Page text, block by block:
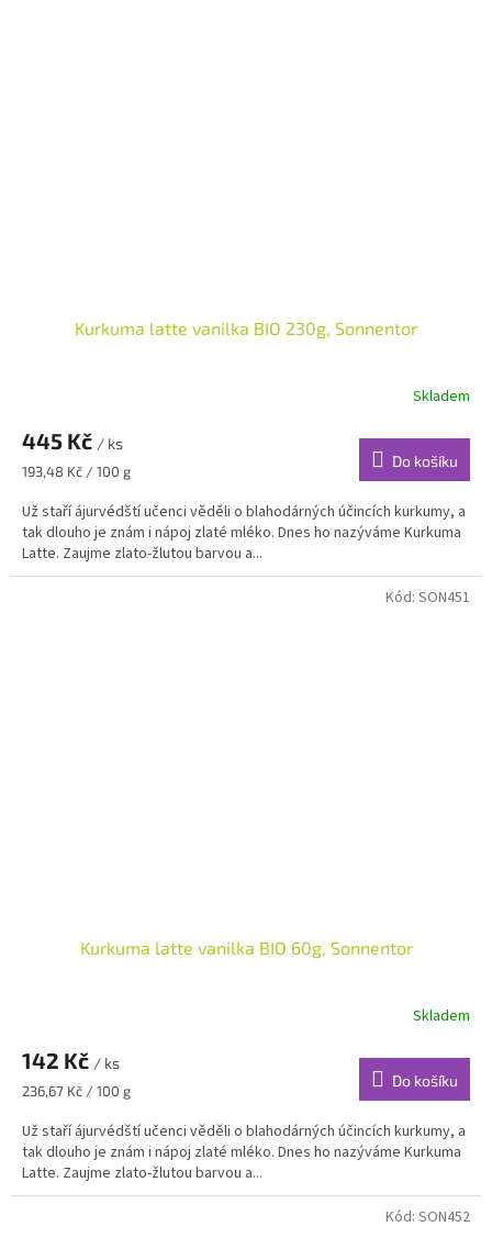
Kurkuma latte vanilka BIO 230g, Sonnentor
Skladem
445 Kč / ks
Měrná
193,48 Kč / 100 g
Do košíku
Už staří ájurvédští učenci věděli o blahodárných účincích kurkumy, a
tak dlouho je znám i nápoj zlaté mléko. Dnes ho nazýváme Kurkuma
Latte. Zaujme zlato-žlutou barvou a...
Kurkuma latte vanilka BIO 60g, Sonnentor
Skladem
142 Kč / ks
Měrná
236,67 Kč / 100 g
Do košíku
Už staří ájurvédští učenci věděli o blahodárných účincích kurkumy, a
tak dlouho je znám i nápoj zlaté mléko. Dnes ho nazýváme Kurkuma
Latte. Zaujme zlato-žlutou barvou a...
Kód: SON451
Kód: SON452